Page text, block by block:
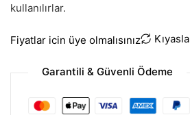
kullanılırlar.
Fiyatlar icin üye olmalısınız Kıyasla
Garantili & Güvenli Ödeme